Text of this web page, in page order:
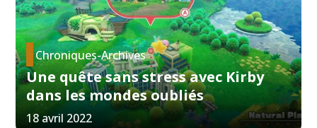
Chroniques-Archives
Une quête sans stress avec Kirby
dans les mondes oubliés
18 avril 2022